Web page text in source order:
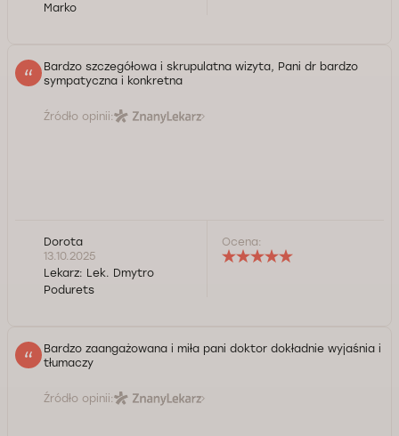
Marko
Bardzo szczegółowa i skrupulatna wizyta, Pani dr bardzo
sympatyczna i konkretna
Źródło opinii:
Dorota
13.10.2025
Lekarz: Lek. Dmytro
Podurets
Ocena:
Bardzo zaangażowana i miła pani doktor dokładnie wyjaśnia i
tłumaczy
Źródło opinii: